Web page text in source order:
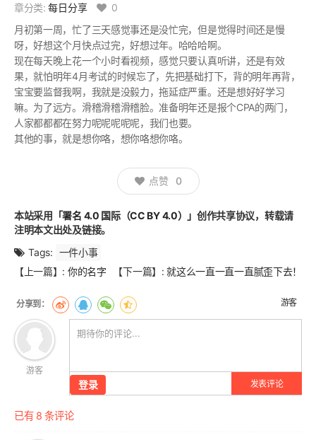
章分类:每日分享
0
月初第一周，忙了三天感觉事还是没忙完，但是觉得时间还是慢
呀，好想这个月快点过完，好想过年。哈哈哈啊。
现在每天晚上花一个小时看视频，感觉只要认真听讲，还是有效
果，就怕明年4月考试的时候忘了，先把基础打下，背的明年再背，
宝宝要监督我啊，我就是没毅力，拖延症严重。还是想好好学习
嘛。为了远方。滑稽滑稽滑稽脸。准备明年还是报个CPA的两门，
人家都都都在努力呢呢呢呢呢，我们也要。
其他的事，就是想你咯，想你咯想你咯。
点赞 0
本站采用 「署名 4.0 国际（CC BY 4.0）」创作共享协议，转载请
注明本文出处及链接。
Tags: 一件小事
文
翻
页
【上一篇】: 你的名字 【下一篇】:就这么一直一直一直腻歪下去！
游客
游客
登录 发表评论
已有 8 条评论